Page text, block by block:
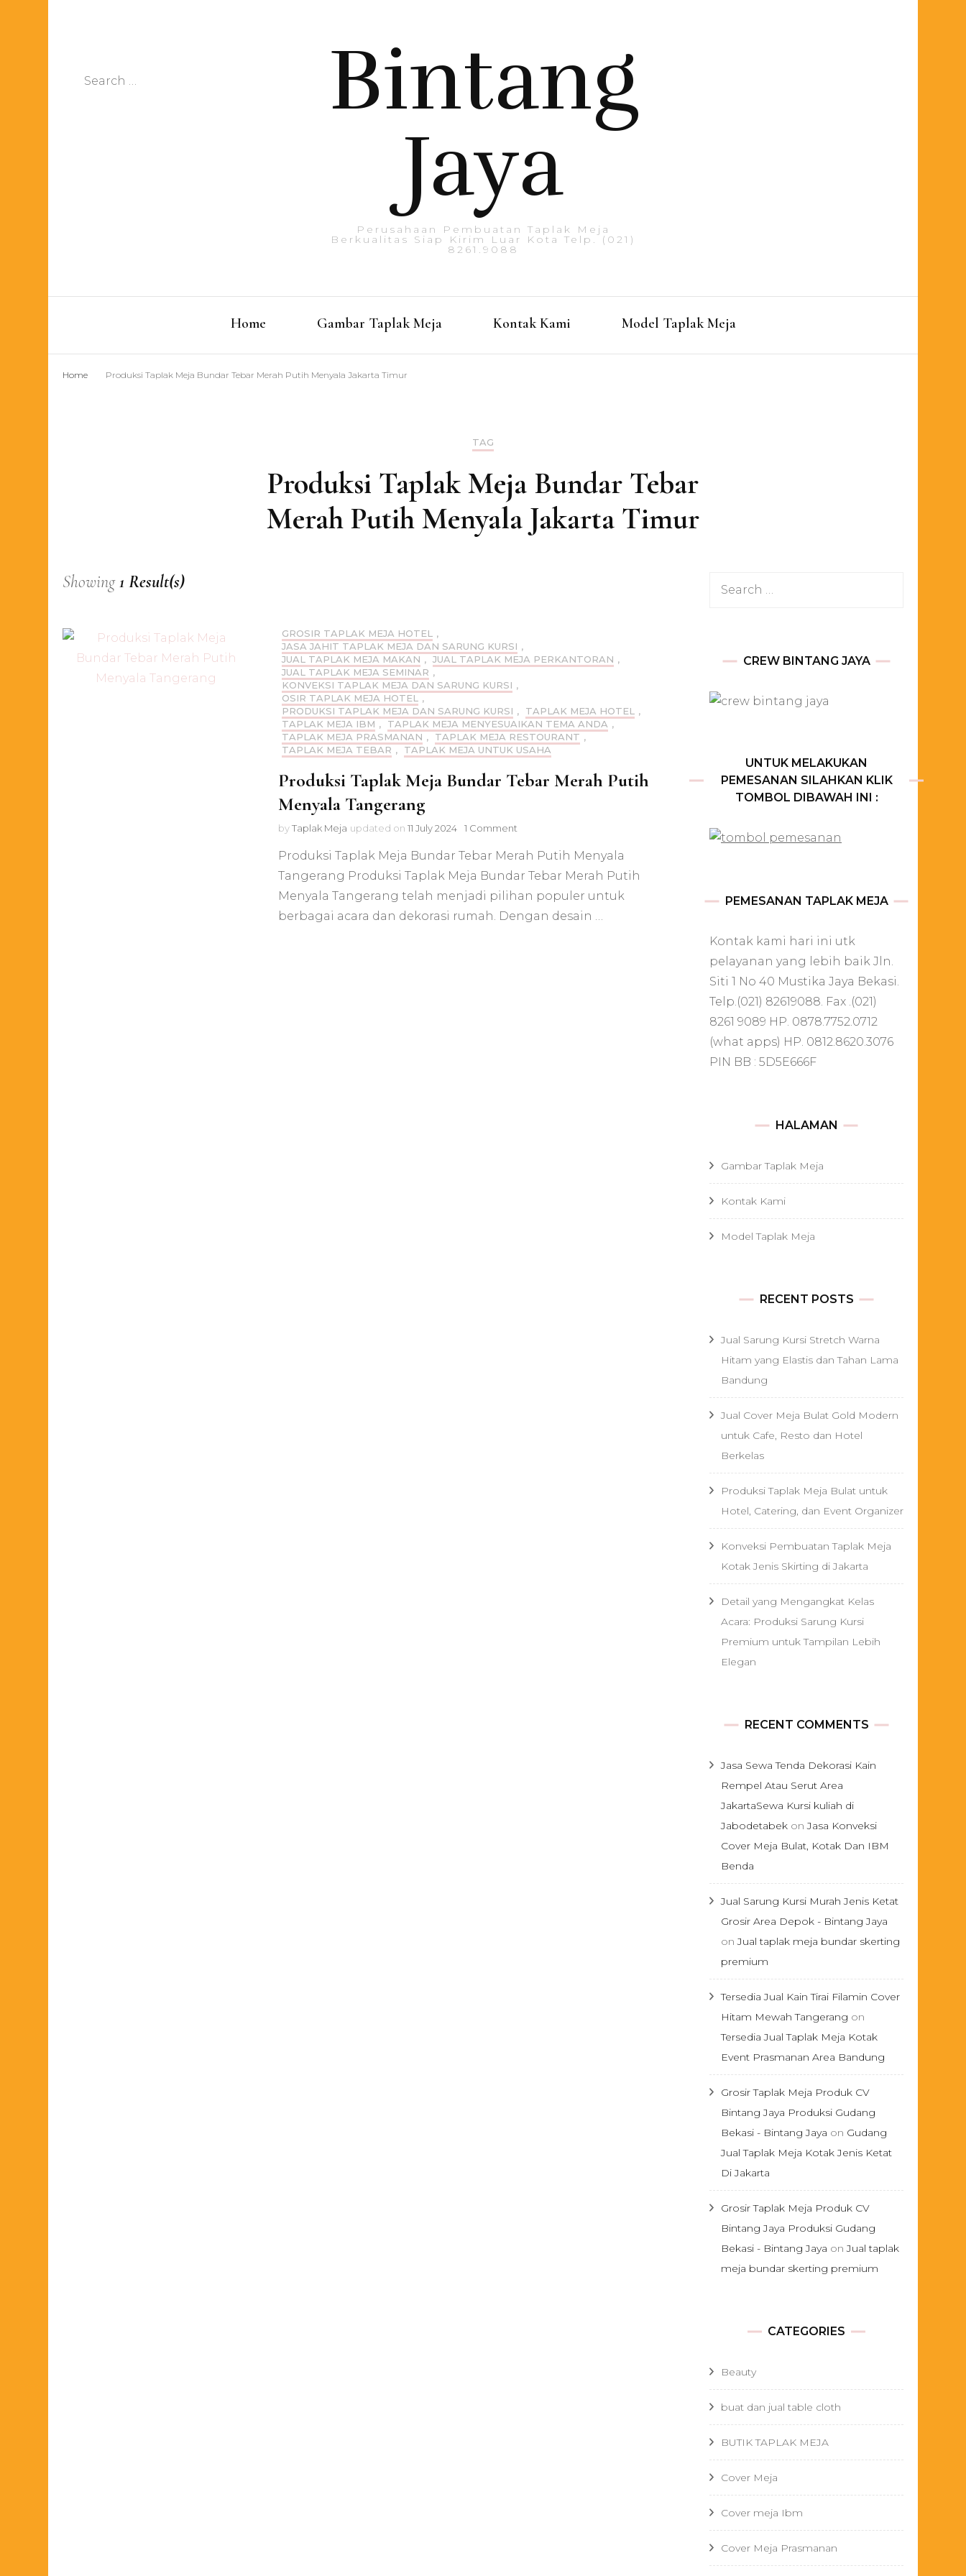
Search
Bintang
Jaya
Perusahaan Pembuatan Taplak Meja
Berkualitas Siap Kirim Luar Kota Telp. (021)
8261.9088
Home Gambar Taplak Meja Kontak Kami Model Taplak Meja
Home Produksi Taplak Meja Bundar Tebar Merah Putih Menyala Jakarta Timur
TAG
Produksi Taplak Meja Bundar Tebar
Merah Putih Menyala Jakarta Timur
Showing1 Result(s)
GROSIR TAPLAK MEJA HOTEL
,
JASA JAHIT TAPLAK MEJA DAN SARUNG KURSI ,
JUAL TAPLAK MEJA MAKAN , JUAL TAPLAK MEJA PERKANTORAN ,
JUAL TAPLAK MEJA SEMINAR ,
KONVEKSI TAPLAK MEJA DAN SARUNG KURSI ,
OSIR TAPLAK MEJA HOTEL
,
PRODUKSI TAPLAK MEJA DAN SARUNG KURSI , TAPLAK MEJA HOTEL
,
TAPLAK MEJA IBM , TAPLAK MEJA MENYESUAIKAN TEMA ANDA ,
TAPLAK MEJA PRASMANAN , TAPLAK MEJA RESTOURANT ,
TAPLAK MEJA TEBAR , TAPLAK MEJA UNTUK USAHA
Produksi Taplak Meja Bundar Tebar Merah Putih
Menyala Tangerang
byTaplak Meja updated on 11 July 2024 1 Comment
Taplak
Meja
Tebar
Merah
Produksi Taplak Meja Bundar Tebar Merah Putih Menyala
Tangerang Produksi Taplak Meja Bundar Tebar Merah Putih
Menyala Tangerang telah menjadi pilihan populer untuk
berbagai acara dan dekorasi rumah. Dengan desain …
Search
CREW BINTANG JAYA
UNTUK MELAKUKAN
PEMESANAN SILAHKAN KLIK
TOMBOL DIBAWAH INI :
PEMESANAN TAPLAK MEJA
Kontak kami hari ini utk
pelayanan yang lebih baik Jln.
Siti 1 No 40 Mustika Jaya Bekasi.
Telp.(021) 82619088. Fax .(021)
8261 9089 HP. 0878.7752.0712
(what apps) HP. 0812.8620.3076
PIN BB : 5D5E666F
HALAMAN
Gambar Taplak Meja
Kontak Kami
Model Taplak Meja
RECENT POSTS
Jual Sarung Kursi Stretch Warna
Hitam yang Elastis dan Tahan Lama
Bandung
Jual Cover Meja Bulat Gold Modern
untuk Cafe, Resto dan Hotel
Berkelas
Produksi Taplak Meja Bulat untuk
Hotel, Catering, dan Event Organizer
Konveksi Pembuatan Taplak Meja
Kotak Jenis Skirting di Jakarta
Detail yang Mengangkat Kelas
Acara: Produksi Sarung Kursi
Premium untuk Tampilan Lebih
Elegan
RECENT COMMENTS
Jasa Sewa Tenda Dekorasi Kain
Rempel Atau Serut Area
JakartaSewa Kursi kuliah di
Jabodetabek onJasa Konveksi
Cover Meja Bulat, Kotak Dan IBM
Benda
Jual Sarung Kursi Murah Jenis Ketat
Grosir Area Depok - Bintang Jaya
onJual taplak meja bundar skerting
premium
Tersedia Jual Kain Tirai Filamin Cover
Hitam Mewah Tangerang on
Tersedia Jual Taplak Meja Kotak
Event Prasmanan Area Bandung
Grosir Taplak Meja Produk CV
Bintang Jaya Produksi Gudang
Bekasi - Bintang Jaya on Gudang
Jual Taplak Meja Kotak Jenis Ketat
Di Jakarta
Grosir Taplak Meja Produk CV
Bintang Jaya Produksi Gudang
Bekasi - Bintang Jaya onJual taplak
meja bundar skerting premium
CATEGORIES
Beauty
buat dan jual table cloth
BUTIK TAPLAK MEJA
Cover Meja
Cover meja Ibm
Cover Meja Prasmanan